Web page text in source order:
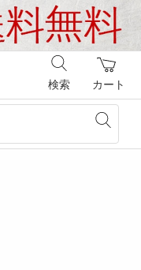
カート
検索